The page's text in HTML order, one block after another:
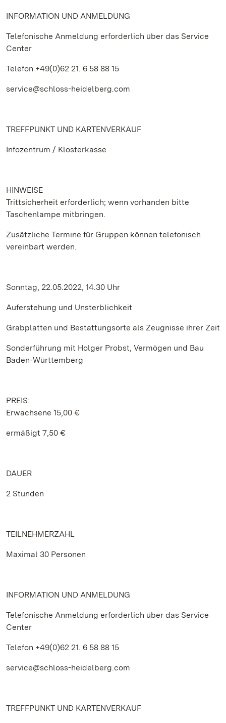
INFORMATION UND ANMELDUNG
Telefonische Anmeldung erforderlich über das Service
Center
Telefon +49(0)62 21. 6 58 88 15
service@schloss-heidelberg.com
TREFFPUNKT UND KARTENVERKAUF
Infozentrum / Klosterkasse
HINWEISE
Trittsicherheit erforderlich; wenn vorhanden bitte
Taschenlampe mitbringen.
Zusätzliche Termine für Gruppen können telefonisch
vereinbart werden.
Sonntag, 22.05.2022, 14.30 Uhr
Auferstehung und Unsterblichkeit
Grabplatten und Bestattungsorte als Zeugnisse ihrer Zeit
Sonderführung mit Holger Probst, Vermögen und Bau
Baden-Württemberg
PREIS:
Erwachsene 15,00 €
ermäßigt 7,50 €
DAUER
2 Stunden
TEILNEHMERZAHL
Maximal 30 Personen
INFORMATION UND ANMELDUNG
Telefonische Anmeldung erforderlich über das Service
Center
Telefon +49(0)62 21. 6 58 88 15
service@schloss-heidelberg.com
TREFFPUNKT UND KARTENVERKAUF